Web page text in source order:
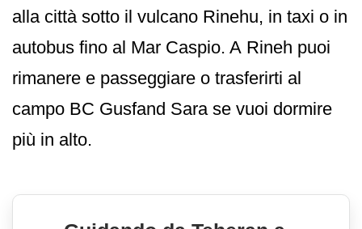
alla città sotto il vulcano Rinehu, in taxi o in
autobus fino al Mar Caspio. A Rineh puoi
rimanere e passeggiare o trasferirti al
campo BC Gusfand Sara se vuoi dormire
più in alto.